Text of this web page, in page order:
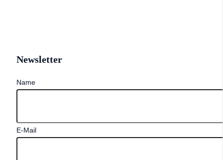
Newsletter
Name
E-Mail